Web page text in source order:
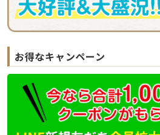
お得なキャンペーン